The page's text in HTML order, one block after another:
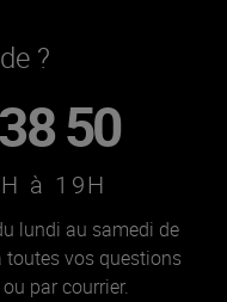
?
50
à 19H
lundi au samedi de
toutes vos questions
par courrier.